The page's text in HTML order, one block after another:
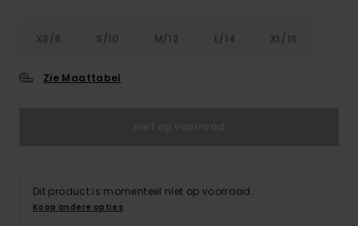
XS/8 S/10 M/12 L/14 XL/16
Zie Maattabel
Dit product is momenteel niet op voorraad.
Koop andere opties